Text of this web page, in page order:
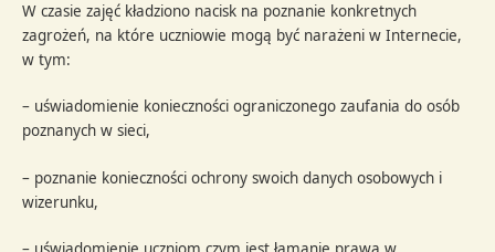
W czasie zajęć kładziono nacisk na poznanie konkretnych
zagrożeń, na które uczniowie mogą być narażeni w Internecie,
w tym:
– uświadomienie konieczności ograniczonego zaufania do osób
poznanych w sieci,
– poznanie konieczności ochrony swoich danych osobowych i
wizerunku,